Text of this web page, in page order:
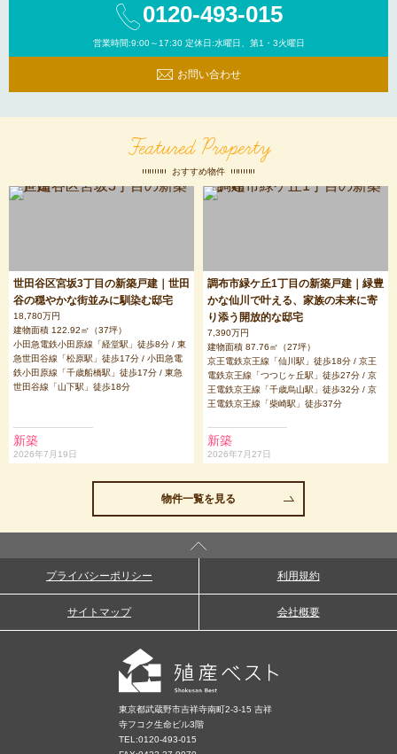
0120-493-015
営業時間:9:00～17:30 定休日:水曜日、第1・3火曜日
お問い合わせ
Featured Property
おすすめ物件
世田谷区宮坂3丁目の新築戸建｜世田
谷の穏やかな街並みに馴染む邸宅
18,780万円
建物面積 122.92㎡（37坪）
小田急電鉄小田原線「経堂駅」徒歩8分 / 東
急世田谷線「松原駅」徒歩17分 / 小田急電
鉄小田原線「千歳船橋駅」徒歩17分 / 東急
世田谷線「山下駅」徒歩18分
新築
2026年7月19日
調布市緑ケ丘1丁目の新築戸建｜緑豊
かな仙川で叶える、家族の未来に寄
り添う開放的な邸宅
7,390万円
建物面積 87.76㎡（27坪）
京王電鉄京王線「仙川駅」徒歩18分 / 京王
電鉄京王線「つつじヶ丘駅」徒歩27分 / 京
王電鉄京王線「千歳烏山駅」徒歩32分 / 京
王電鉄京王線「柴崎駅」徒歩37分
新築
2026年7月27日
物件一覧を見る
プライバシーポリシー 利用規約
サイトマップ 会社概要
東京都武蔵野市吉祥寺南町2-3-15 吉祥
寺フコク生命ビル3階
TEL:0120-493-015